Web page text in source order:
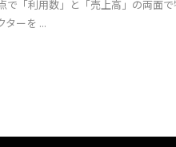
で「利用数」と「売上高」の両面
ターを ...